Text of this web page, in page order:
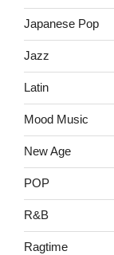
Japanese Pop
Jazz
Latin
Mood Music
New Age
POP
R&B
Ragtime